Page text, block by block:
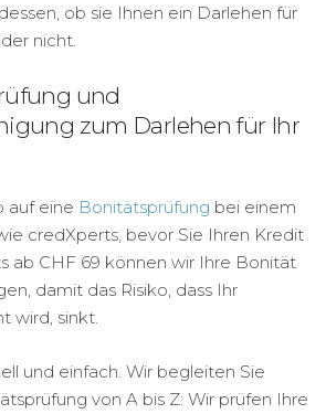
ob sie Ihnen ein Darlehen für
nicht.
und
zum Darlehen für Ihr
auf eine Bonitätsprüfung bei einem
credXperts, bevor Sie Ihren Kredit
ab CHF 69 können wir Ihre Bonität
damit das Risiko, dass Ihr
wird, sinkt.
und einfach. Wir begleiten Sie
von A bis Z: Wir prüfen Ihre